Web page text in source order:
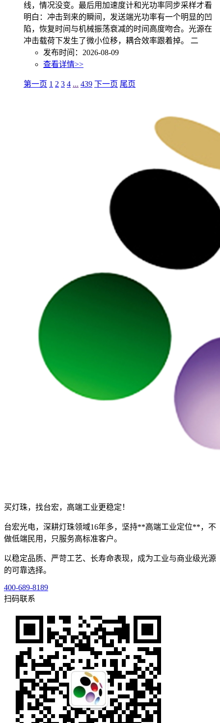
线，情况没变。最后用加速度计和光功率同步采样才看
明白：冲击到来的瞬间，发送端光功率有一个明显的凹
陷，恢复时间与机械振荡衰减的时间高度吻合。光源在
冲击载荷下发生了微小位移，耦合效率跟着掉。 二
发布时间：2026-08-09
查看详情>>
第一页 1 2 3 4 ... 439 下一页 尾页
买灯珠，找台宏，高端工业更稳定！
台宏光电，深耕灯珠领域16年多，坚持**高端工业定位**，不
做低端民用，只服务高标准客户。
以稳定品质、严苛工艺、长寿命表现，成为工业与商业级光源
的可靠选择。
400-689-8189
扫码联系